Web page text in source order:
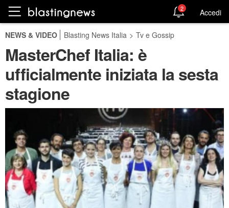
2 Accedi
NEWS & VIDEO Blasting News Italia > Tv e Gossip
MasterChef Italia: è
ufficialmente iniziata la sesta
stagione